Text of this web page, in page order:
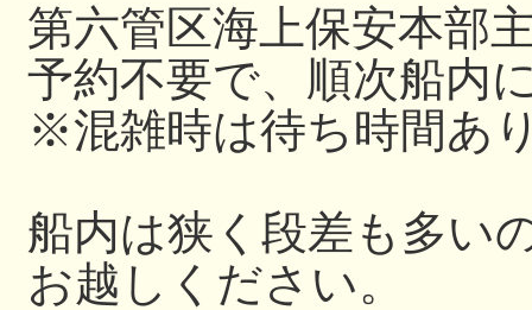
第六管区海上保安本部
予約不要で、順次船内
※混雑時は待ち時間あ
船内は狭く段差も多い
お越しください。